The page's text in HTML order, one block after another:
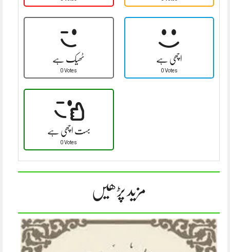
ٹھیک ہے
0 Votes
اچھی ہے
0 Votes
بہت اچھی ہے
0 Votes
مزید پڑھیں